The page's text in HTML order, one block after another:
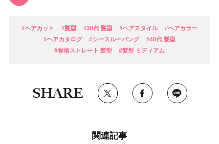
#ヘアカット #髪型 #30代 髪型 #ヘアスタイル
#ヘアカラー
#ヘアカタログ
#シースルーバング
#40代 髪型
#骨格ストレート 髪型
#髪型 ミディアム
SHARE
関連記事